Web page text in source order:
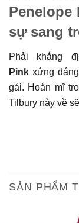
sự sang
Phải khẳng
Pink xứng
gái. Hoàn mĩ
Tilbury này về
SẢN PHẨM